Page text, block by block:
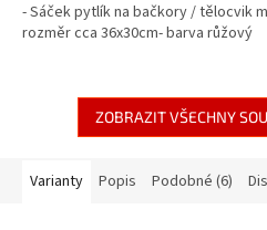
- Sáček pytlík na bačkory / tělocvik
rozměr cca 36x30cm- barva růžový
ZOBRAZIT VŠECHNY
Varianty Popis Podobné (6)